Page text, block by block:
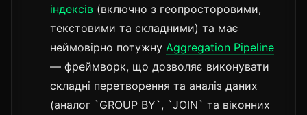
індексів (включно з геопросторовими,
текстовими та складними) та має
неймовірно потужну Aggregation Pipeline
— фреймворк, що дозволяє виконувати
складні перетворення та аналіз даних
(аналог `GROUP BY`, `JOIN` та віконних